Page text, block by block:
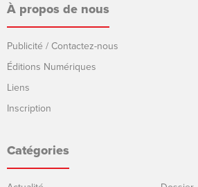
À propos de nous
Publicité / Contactez-nous
Éditions Numériques
Liens
Inscription
Catégories